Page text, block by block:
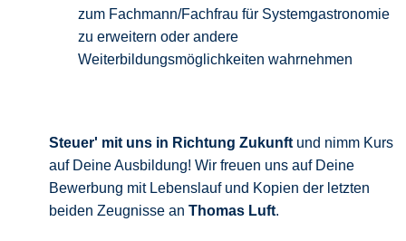
zum Fachmann/Fachfrau für Systemgastronomie
zu erweitern oder andere
Weiterbildungsmöglichkeiten wahrnehmen
Steuer' mit uns in Richtung Zukunft und nimm Kurs
auf Deine Ausbildung! Wir freuen uns auf Deine
Bewerbung mit Lebenslauf und Kopien der letzten
beiden Zeugnisse an Thomas Luft.